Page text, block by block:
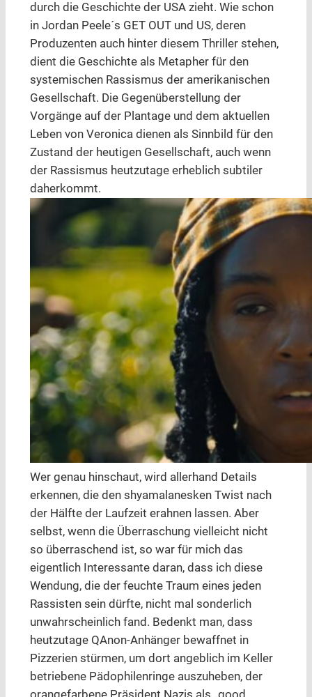
durch die Geschichte der USA zieht. Wie schon
in Jordan Peele´s GET OUT und US, deren
Produzenten auch hinter diesem Thriller stehen,
dient die Geschichte als Metapher für den
systemischen Rassismus der amerikanischen
Gesellschaft. Die Gegenüberstellung der
Vorgänge auf der Plantage und dem aktuellen
Leben von Veronica dienen als Sinnbild für den
Zustand der heutigen Gesellschaft, auch wenn
der Rassismus heutzutage erheblich subtiler
daherkommt.
Wer genau hinschaut, wird allerhand Details
erkennen, die den shyamalanesken Twist nach
der Hälfte der Laufzeit erahnen lassen. Aber
selbst, wenn die Überraschung vielleicht nicht
so überraschend ist, so war für mich das
eigentlich Interessante daran, dass ich diese
Wendung, die der feuchte Traum eines jeden
Rassisten sein dürfte, nicht mal sonderlich
unwahrscheinlich fand. Bedenkt man, dass
heutzutage QAnon-Anhänger bewaffnet in
Pizzerien stürmen, um dort angeblich im Keller
betriebene Pädophilenringe auszuheben, der